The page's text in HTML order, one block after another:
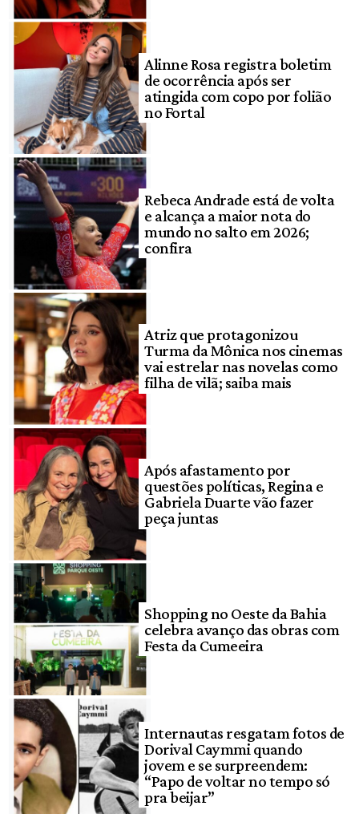
Alinne Rosa registra boletim
de ocorrência após ser
atingida com copo por folião
no Fortal
Rebeca Andrade está de volta
e alcança a maior nota do
mundo no salto em 2026;
confira
Atriz que protagonizou
Turma da Mônica nos cinemas
vai estrelar nas novelas como
filha de vilã; saiba mais
Após afastamento por
questões políticas, Regina e
Gabriela Duarte vão fazer
peça juntas
Shopping no Oeste da Bahia
celebra avanço das obras com
Festa da Cumeeira
Internautas resgatam fotos de
Dorival Caymmi quando
jovem e se surpreendem:
“Papo de voltar no tempo só
pra beijar”